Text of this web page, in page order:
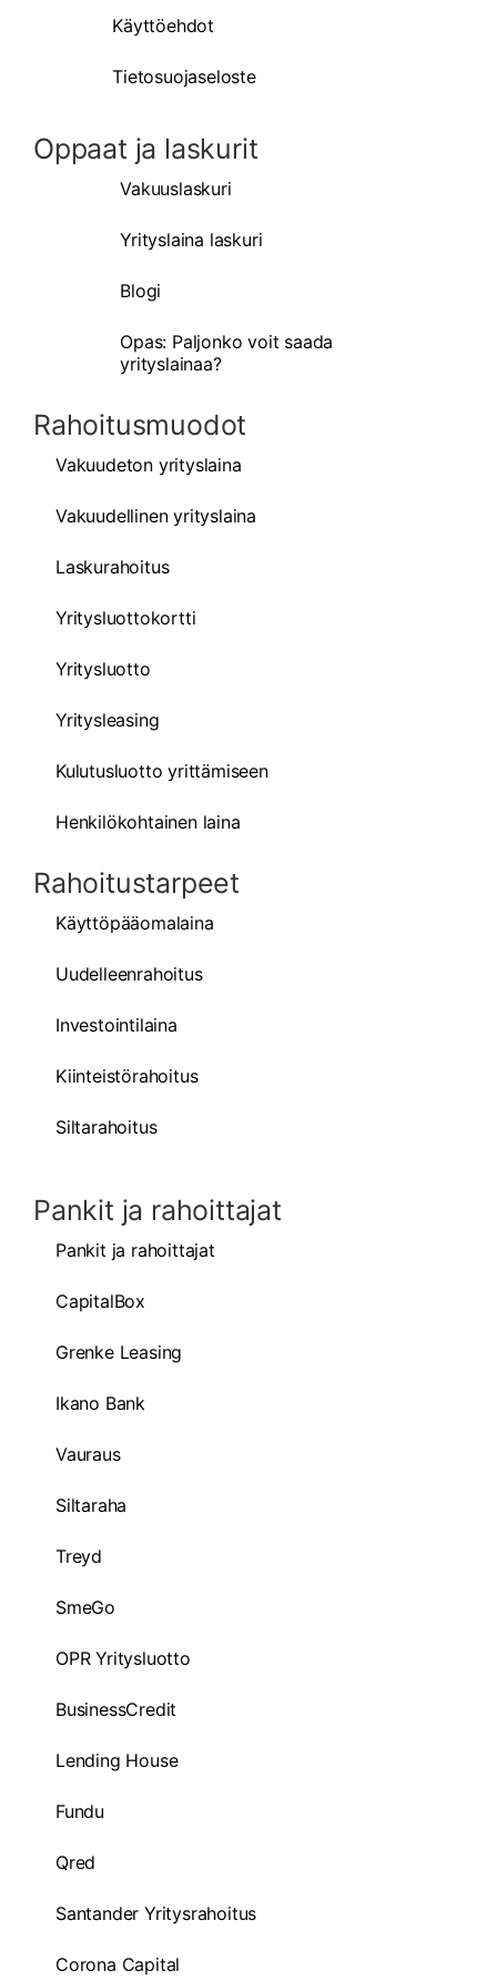
Käyttöehdot
Tietosuojaseloste
Oppaat ja laskurit
Vakuuslaskuri
Yrityslaina laskuri
Blogi
Opas: Paljonko voit saada
yrityslainaa?
Rahoitusmuodot
Vakuudeton yrityslaina
Vakuudellinen yrityslaina
Laskurahoitus
Yritysluottokortti
Yritysluotto
Yritysleasing
Kulutusluotto yrittämiseen
Henkilökohtainen laina
Rahoitustarpeet
Käyttöpääomalaina
Uudelleenrahoitus
Investointilaina
Kiinteistörahoitus
Siltarahoitus
Pankit ja rahoittajat
Pankit ja rahoittajat
CapitalBox
Grenke Leasing
Ikano Bank
Vauraus
Siltaraha
Treyd
SmeGo
OPR Yritysluotto
BusinessCredit
Lending House
Fundu
Qred
Santander Yritysrahoitus
Corona Capital